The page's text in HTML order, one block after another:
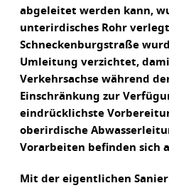
abgeleitet werden kann,
unterirdisches Rohr
Schneckenburgstraße
Umleitung verzichtet,
Verkehrsachse während
Einschränkung zur
eindrücklichste
oberirdische
Vorarbeiten befinden sich
Mit der eigentlichen